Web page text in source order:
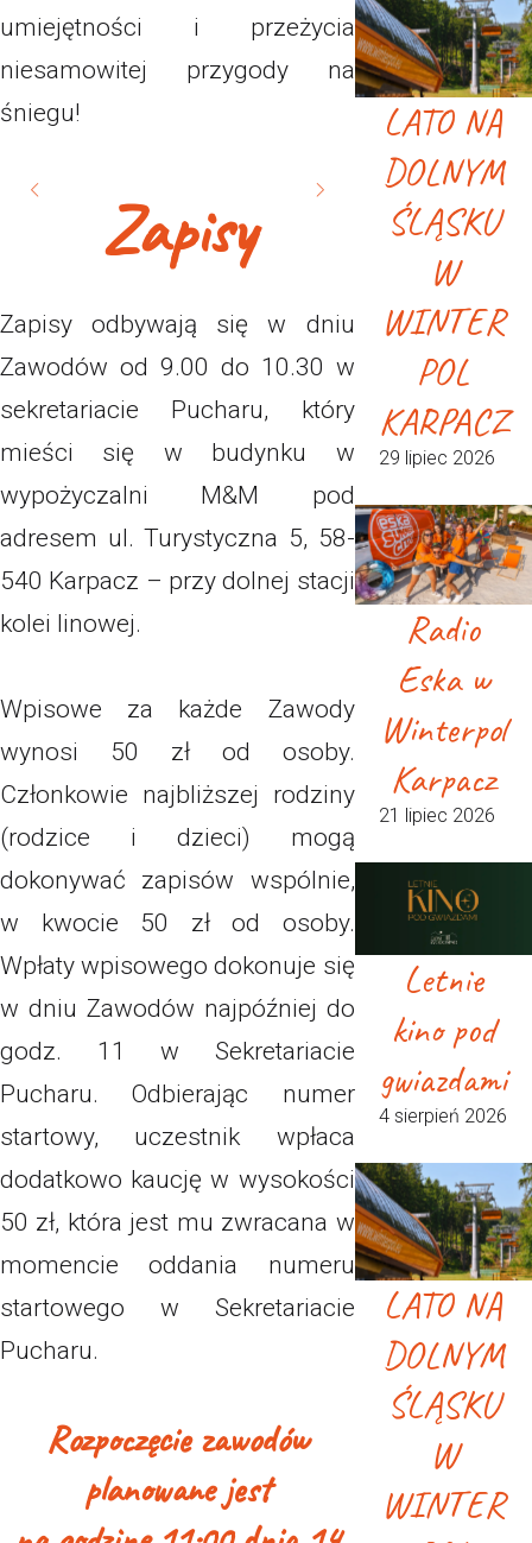
umiejętności i przeżycia
niesamowitej przygody na
śniegu!
Zapisy
Zapisy odbywają się w dniu
Zawodów od 9.00 do 10.30 w
sekretariacie Pucharu, który
mieści się w budynku w
wypożyczalni M&M pod
adresem ul. Turystyczna 5, 58-
540 Karpacz – przy dolnej stacji
kolei linowej.
Wpisowe za każde Zawody
wynosi 50 zł od osoby.
Członkowie najbliższej rodziny
(rodzice i dzieci) mogą
dokonywać zapisów wspólnie,
w kwocie 50 zł od osoby.
Wpłaty wpisowego dokonuje się
w dniu Zawodów najpóźniej do
godz. 11 w Sekretariacie
Pucharu. Odbierając numer
startowy, uczestnik wpłaca
dodatkowo kaucję w wysokości
50 zł, która jest mu zwracana w
momencie oddania numeru
startowego w Sekretariacie
Pucharu.
Rozpoczęcie zawodów
planowane jest
LATO NA
DOLNYM
ŚLĄSKU
W
WINTER
POL
KARPACZ
29 lipiec 2026
Radio
Eska w
Winterpol
Karpacz
21 lipiec 2026
Letnie
kino pod
gwiazdami
4 sierpień 2026
LATO NA
DOLNYM
ŚLĄSKU
W
WINTER